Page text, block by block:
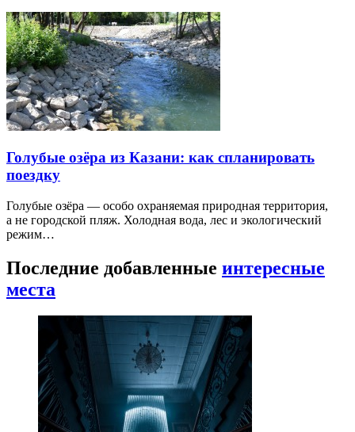
Голубые озёра из Казани: как спланировать
поездку
Голубые озёра — особо охраняемая природная территория,
а не городской пляж. Холодная вода, лес и экологический
режим…
Последние добавленные интересные
места